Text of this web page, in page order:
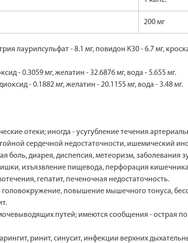
200 мг
лаурилсульфат - 8.1 мг, повидон К30 - 6.7 мг,
- 0.3059 мг, желатин - 32.6876 мг, вода - 5.655 мг.
- 0.1882 мг, желатин - 20.1155 мг, вода - 3.48 мг.
отеки; иногда - усугубление течения
сердечной недостаточности, ишемический
боль, диарея, диспепсия, метеоризм,
изъязвление пищевода, перфорация
гепатит, печеночная недостаточность.
головокружение, повышение мышечного тонуса,
путей; имеются сообщения - острая
ринит, синусит, инфекции верхних